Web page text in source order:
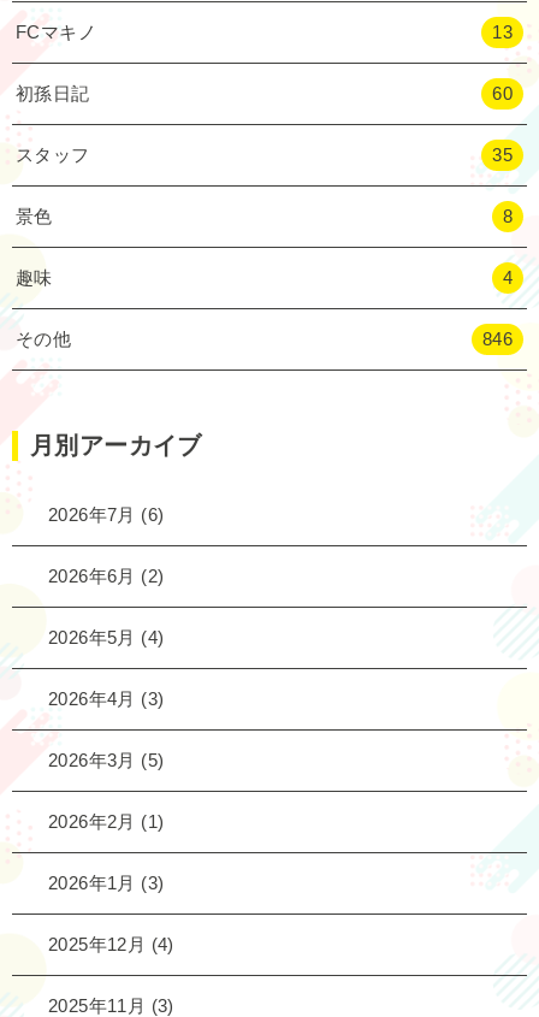
FCマキノ 13
初孫日記 60
スタッフ 35
景色 8
趣味 4
その他 846
月別アーカイブ
2026年7月 (6)
2026年6月 (2)
2026年5月 (4)
2026年4月 (3)
2026年3月 (5)
2026年2月 (1)
2026年1月 (3)
2025年12月 (4)
2025年11月 (3)